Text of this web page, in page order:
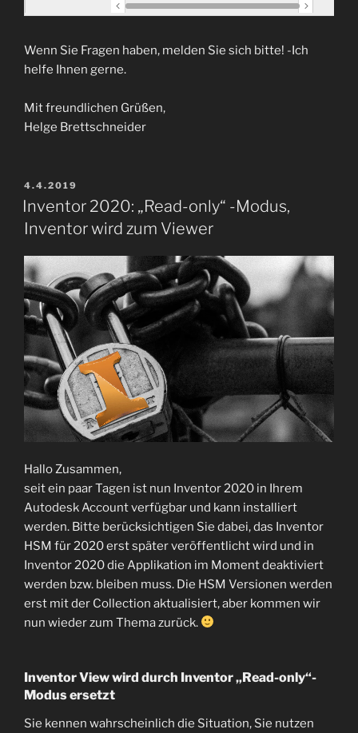
Wenn Sie Fragen haben, melden Sie sich bitte! -Ich
helfe Ihnen gerne.
Mit freundlichen Grüßen,
Helge Brettschneider
VERÖFFENTLICHT
AM
4.4.2019
Inventor 2020: „Read-only“ -Modus,
Inventor wird zum Viewer
Hallo Zusammen,
seit ein paar Tagen ist nun Inventor 2020 in Ihrem
Autodesk Account verfügbar und kann installiert
werden. Bitte berücksichtigen Sie dabei, das Inventor
HSM für 2020 erst später veröffentlicht wird und in
Inventor 2020 die Applikation im Moment deaktiviert
werden bzw. bleiben muss. Die HSM Versionen werden
erst mit der Collection aktualisiert, aber kommen wir
nun wieder zum Thema zurück.
Inventor View wird durch Inventor „Read-only“-
Modus ersetzt
Sie kennen wahrscheinlich die Situation, Sie nutzen